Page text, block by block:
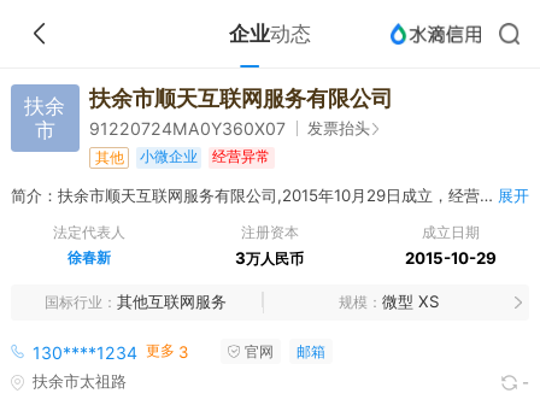
企业动态
扶余
市
扶余市顺天互联网服务有限公司
91220724MA0Y360X07 发票抬头
其他 小微企业 经营异常
简介：扶余市顺天互联网服务有限公司,2015年10月29日成立，经营范围包括互联网技术咨询、网络营销（依法须经批准的项目，经相关部门批准后方可开展经营活动） 展开
法定代表人
徐春新
注册资本
3万人民币
成立日期
2015-10-29
国标行业 其他互联网服务 规模 微型 XS
130****1234 更多 3 官网 邮箱
扶余市太祖路 -